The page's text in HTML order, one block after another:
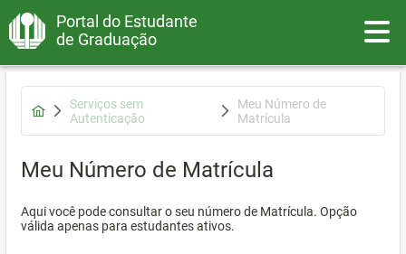
Portal do Estudante
de Graduação
Serviços sem
Autenticação
Meu Número de
Matrícula
Meu Número de Matrícula
Aqui você pode consultar o seu número de Matrícula. Opção
válida apenas para estudantes ativos.